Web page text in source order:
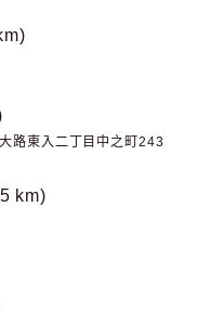
路東入二丁目中之町243
km)